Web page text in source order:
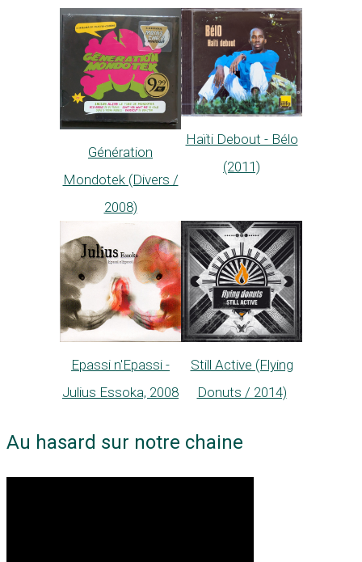
Génération
Mondotek (Divers /
2008)
Haïti Debout - Bélo
(2011)
Epassi n'Epassi -
Julius Essoka, 2008
Still Active (Flying
Donuts / 2014)
Au hasard sur notre chaine